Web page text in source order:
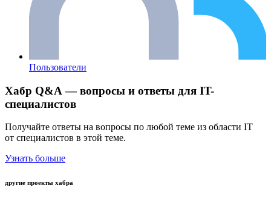
Пользователи
Хабр Q&A — вопросы и ответы для IT-
специалистов
Получайте ответы на вопросы по любой теме из области IT
от специалистов в этой теме.
Узнать больше
другие проекты хабра